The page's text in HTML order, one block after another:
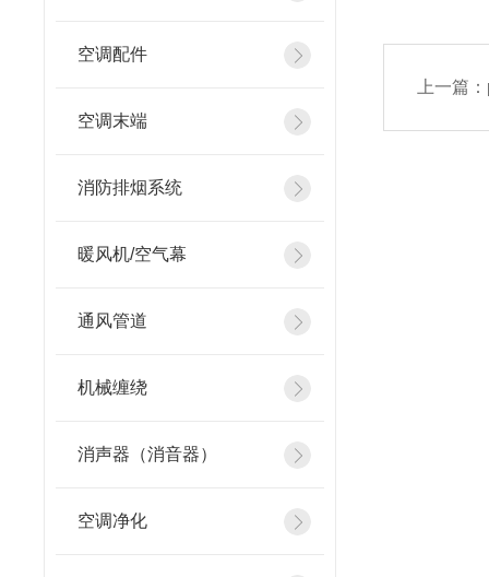
空调配件
空调末端
消防排烟系统
暖风机/空气幕
通风管道
机械缠绕
消声器（消音器）
空调净化
上一篇：